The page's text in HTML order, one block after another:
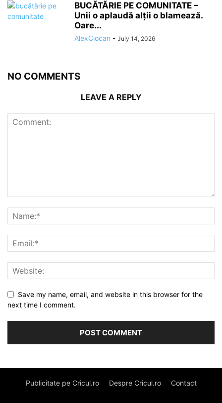
BUCĂTĂRIE PE COMUNITATE –
Unii o aplaudă alții o blamează.
Oare...
AlexCiocan - July 14, 2026
NO COMMENTS
LEAVE A REPLY
Save my name, email, and website in this browser for the
next time I comment.
Publicitate pe Cricul.ro Despre Cricul.ro Contact